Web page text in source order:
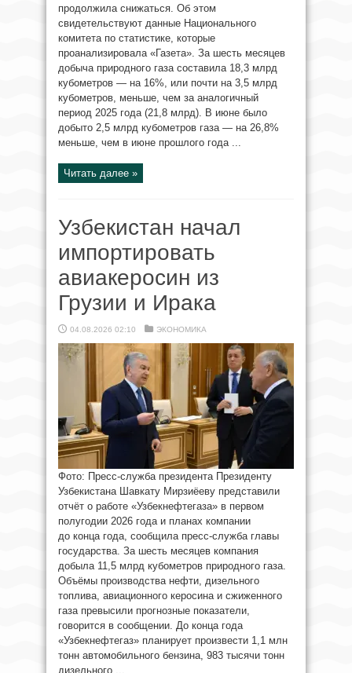
продолжила снижаться. Об этом
свидетельствуют данные Национального
комитета по статистике, которые
проанализировала «Газета». За шесть месяцев
добыча природного газа составила 18,3 млрд
кубометров — на 16%, или почти на 3,5 млрд
кубометров, меньше, чем за аналогичный
период 2025 года (21,8 млрд). В июне было
добыто 2,5 млрд кубометров газа — на 26,8%
меньше, чем в июне прошлого года ...
Читать далее »
Узбекистан начал
импортировать
авиакеросин из
Грузии и Ирака
04.08.2026 02:10 ЭКОНОМИКА
Фото: Пресс-служба президента Президенту
Узбекистана Шавкату Мирзиёеву представили
отчёт о работе «Узбекнефтегаза» в первом
полугодии 2026 года и планах компании
до конца года, сообщила пресс-служба главы
государства. За шесть месяцев компания
добыла 11,5 млрд кубометров природного газа.
Объёмы производства нефти, дизельного
топлива, авиационного керосина и сжиженного
газа превысили прогнозные показатели,
говорится в сообщении. До конца года
«Узбекнефтегаз» планирует произвести 1,1 млн
тонн автомобильного бензина, 983 тысячи тонн
дизельного ...